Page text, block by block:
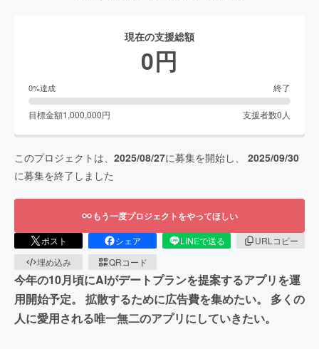
現在の支援総額
0円
0%達成 終了
目標金額1,000,000円 支援者数0 人
このプロジェクトは、 2025/08/27に募集を開始し、 2025/09/30
に募集を終了しました
もう一度プロジェクトをやってほしい
ポスト シェア LINEで送る
URLコピー
埋め込み
QRコード
今年の10月頃にAIがデートプランを提案するアプリを運
用開始予定。 拡散するために広告費を集めたい。 多くの
人に愛用される唯一無二のアプリにしていきたい。